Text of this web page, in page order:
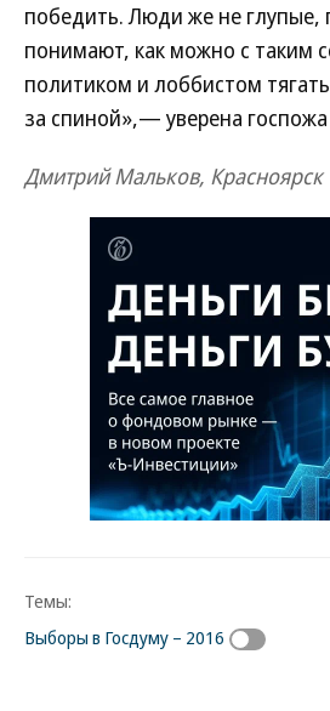
победить. Люди же не глупые,
понимают, как можно с таким
политиком и лоббистом
за спиной»,— уверена
Дмитрий Мальков, Красноярск
Темы:
Выборы в Госдуму – 2016